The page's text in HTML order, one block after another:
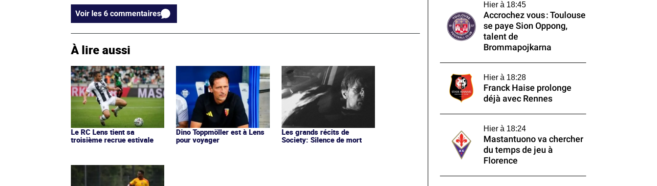
Voir les 6 commentaires
À lire aussi
Le RC Lens tient sa
troisième recrue estivale
Dino Toppmöller est à Lens
pour voyager
Les grands récits de
Society: Silence de mort
Hier à 18:45
Accrochez vous : Toulouse
se paye Sion Oppong,
talent de
Brommapojkarna
Hier à 18:28
Franck Haise prolonge
déjà avec Rennes
Hier à 18:24
Mastantuono va chercher
du temps de jeu à
Florence